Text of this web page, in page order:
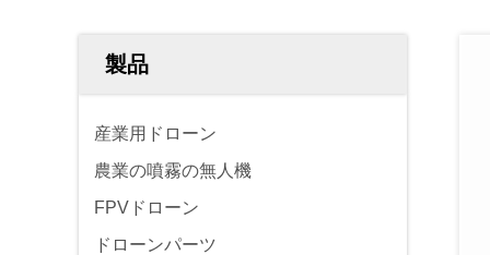
製品
産業用ドローン
農業の噴霧の無人機
FPVドローン
ドローンパーツ